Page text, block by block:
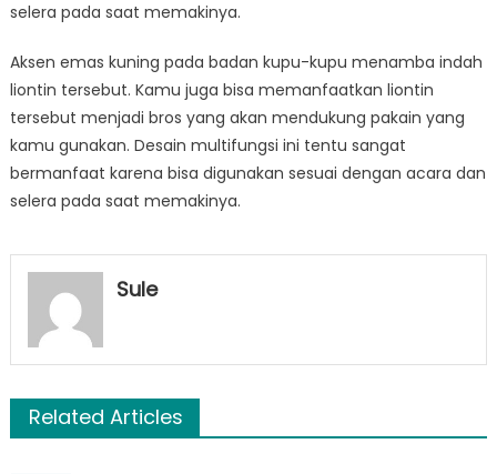
selera pada saat memakinya.
Aksen emas kuning pada badan kupu-kupu menamba indah
liontin tersebut. Kamu juga bisa memanfaatkan liontin
tersebut menjadi bros yang akan mendukung pakain yang
kamu gunakan. Desain multifungsi ini tentu sangat
bermanfaat karena bisa digunakan sesuai dengan acara dan
selera pada saat memakinya.
Sule
Related Articles